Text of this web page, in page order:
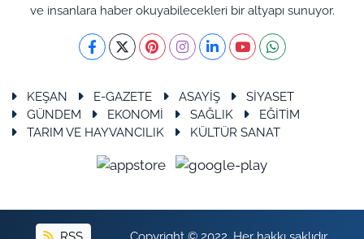
ve insanlara haber okuyabilecekleri bir altyapı sunuyor.
KEŞAN E-GAZETE ASAYİŞ
SİYASET
GÜNDEM
EKONOMİ SAĞLIK
EĞİTİM
TARIM VE HAYVANCILIK
KÜLTÜR SANAT